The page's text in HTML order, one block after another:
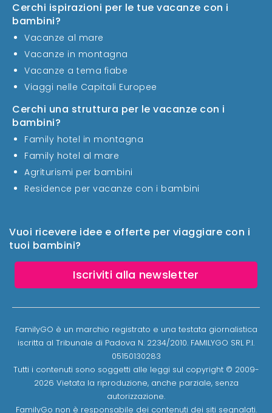
Vuoi ricevere idee e offerte per viaggiare con i
tuoi bambini?
Iscriviti alla newsletter
Cerchi ispirazioni per le tue vacanze con i
bambini?
Vacanze al mare
Vacanze in montagna
Vacanze a tema fiabe
Viaggi nelle Capitali Europee
Cerchi una struttura per le vacanze con i
bambini?
Family hotel in montagna
Family hotel al mare
Agriturismi per bambini
Residence per vacanze con i bambini
FamilyGO è un marchio registrato e una testata giornalistica
iscritta al Tribunale di Padova N. 2234/2010. FAMILYGO SRL P.I.
05150130283
Tutti i contenuti sono soggetti alle leggi sul copyright © 2009-
2026 Vietata la riproduzione, anche parziale, senza
autorizzazione.
FamilyGo non è responsabile dei contenuti dei siti segnalati.